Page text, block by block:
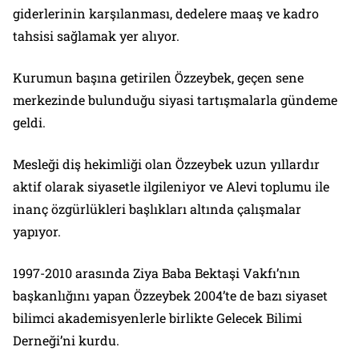
giderlerinin karşılanması, dedelere maaş ve kadro
tahsisi sağlamak yer alıyor.
Kurumun başına getirilen Özzeybek, geçen sene
merkezinde bulunduğu siyasi tartışmalarla gündeme
geldi.
Mesleği diş hekimliği olan Özzeybek uzun yıllardır
aktif olarak siyasetle ilgileniyor ve Alevi toplumu ile
inanç özgürlükleri başlıkları altında çalışmalar
yapıyor.
1997-2010 arasında Ziya Baba Bektaşi Vakfı’nın
başkanlığını yapan Özzeybek 2004’te de bazı siyaset
bilimci akademisyenlerle birlikte Gelecek Bilimi
Derneği’ni kurdu.